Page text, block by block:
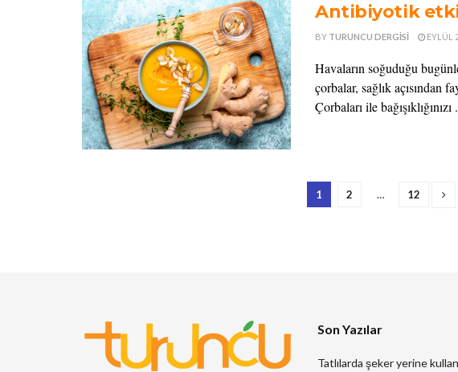
Antibiyotik
BY TURUNCU DERGISI EYLÜL
Havaların soğuduğu
çorbalar, sağlık açısından
Çorbaları ile bağışıklığınızı
1 2 … 12
Son Yazılar
Tatlılarda şeker yerine